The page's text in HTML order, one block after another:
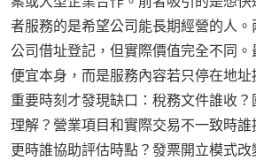
者服務的是希望公司能長期經營的人
公司借址登記，但實際價值完全不同
便宜本身，而是服務內容若只停在地
重要時刻才發現缺口：稅務文件誰收
理解？營業項目和實際交易不一致時
更時誰協助評估時點？發票開立模式